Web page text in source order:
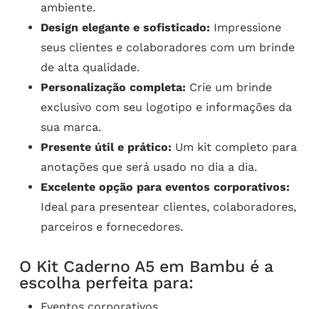
ambiente.
Design elegante e sofisticado: Impressione
seus clientes e colaboradores com um brinde
de alta qualidade.
Personalização completa: Crie um brinde
exclusivo com seu logotipo e informações da
sua marca.
Presente útil e prático: Um kit completo para
anotações que será usado no dia a dia.
Excelente opção para eventos corporativos:
Ideal para presentear clientes, colaboradores,
parceiros e fornecedores.
O Kit Caderno A5 em Bambu é a
escolha perfeita para: